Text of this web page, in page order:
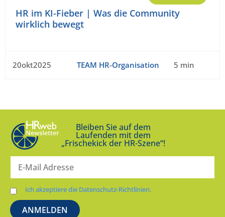
HR im KI-Fieber | Was die Community
wirklich bewegt
20okt2025 TEAM HR-Organisation 5 min
Bleiben Sie auf dem
Laufenden mit dem
„Frischekick der HR-Szene“!
Ich akzeptiere die Datenschutz-Richtlinien.